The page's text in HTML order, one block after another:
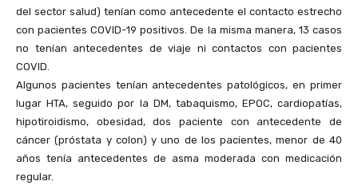
del sector salud) tenían como antecedente el contacto estrecho
con pacientes COVID-19 positivos. De la misma manera, 13 casos
no tenían antecedentes de viaje ni contactos con pacientes
COVID.
Algunos pacientes tenían antecedentes patológicos, en primer
lugar HTA, seguido por la DM, tabaquismo, EPOC, cardiopatías,
hipotiroidismo, obesidad, dos paciente con antecedente de
cáncer (próstata y colon) y uno de los pacientes, menor de 40
años tenía antecedentes de asma moderada con medicación
regular.